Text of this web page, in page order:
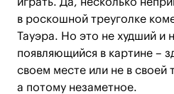
в роскошной треуголке
Тауэра. Но это не худший и
появляющийся в картине –
своем месте или не в своей
а потому незаметное.